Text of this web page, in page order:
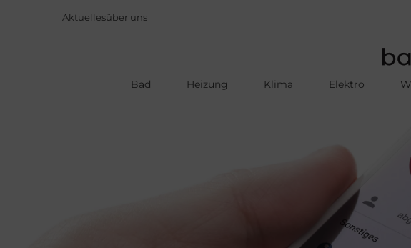
Aktuellesüber uns
Bad Heizung Klima Elektro